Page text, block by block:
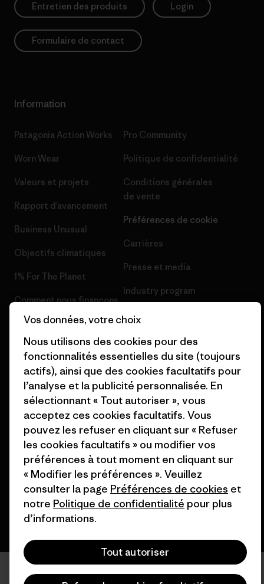
Entretien des produits Login
Formulaire de contact
Information
Patagonia Action Works
Worn Wear
Valeurs et projets
Rapport d’avancement
Business Unusual
Objectifs climatiques
1% For The Planet
Comment nous finançons
Cartes cadeaux
Nos magasins
Pro Community
Politique de confidentialité
Conditions générales
de vente
Préférences de cookie
Carrières
Presse et media
Industry program
Programme d’affiliation
Patagonia France Plan du site
© 2026 Patagonia, Inc. All Rights Reserved.
français
Vos données, votre choix
Nous utilisons des cookies pour des
fonctionnalités essentielles du site (toujours
actifs), ainsi que des cookies facultatifs pour
l’analyse et la publicité personnalisée. En
sélectionnant « Tout autoriser », vous
acceptez ces cookies facultatifs. Vous
pouvez les refuser en cliquant sur « Refuser
les cookies facultatifs » ou modifier vos
préférences à tout moment en cliquant sur
« Modifier les préférences ». Veuillez
consulter la page Préférences de cookies et
notre Politique de confidentialité pour plus
d’informations.
Tout autoriser